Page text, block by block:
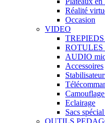
Réalité
Occasion
VIDEO
ROTULES
AUDIO
Accessoires
Eclairage
Sacs
OUTILS